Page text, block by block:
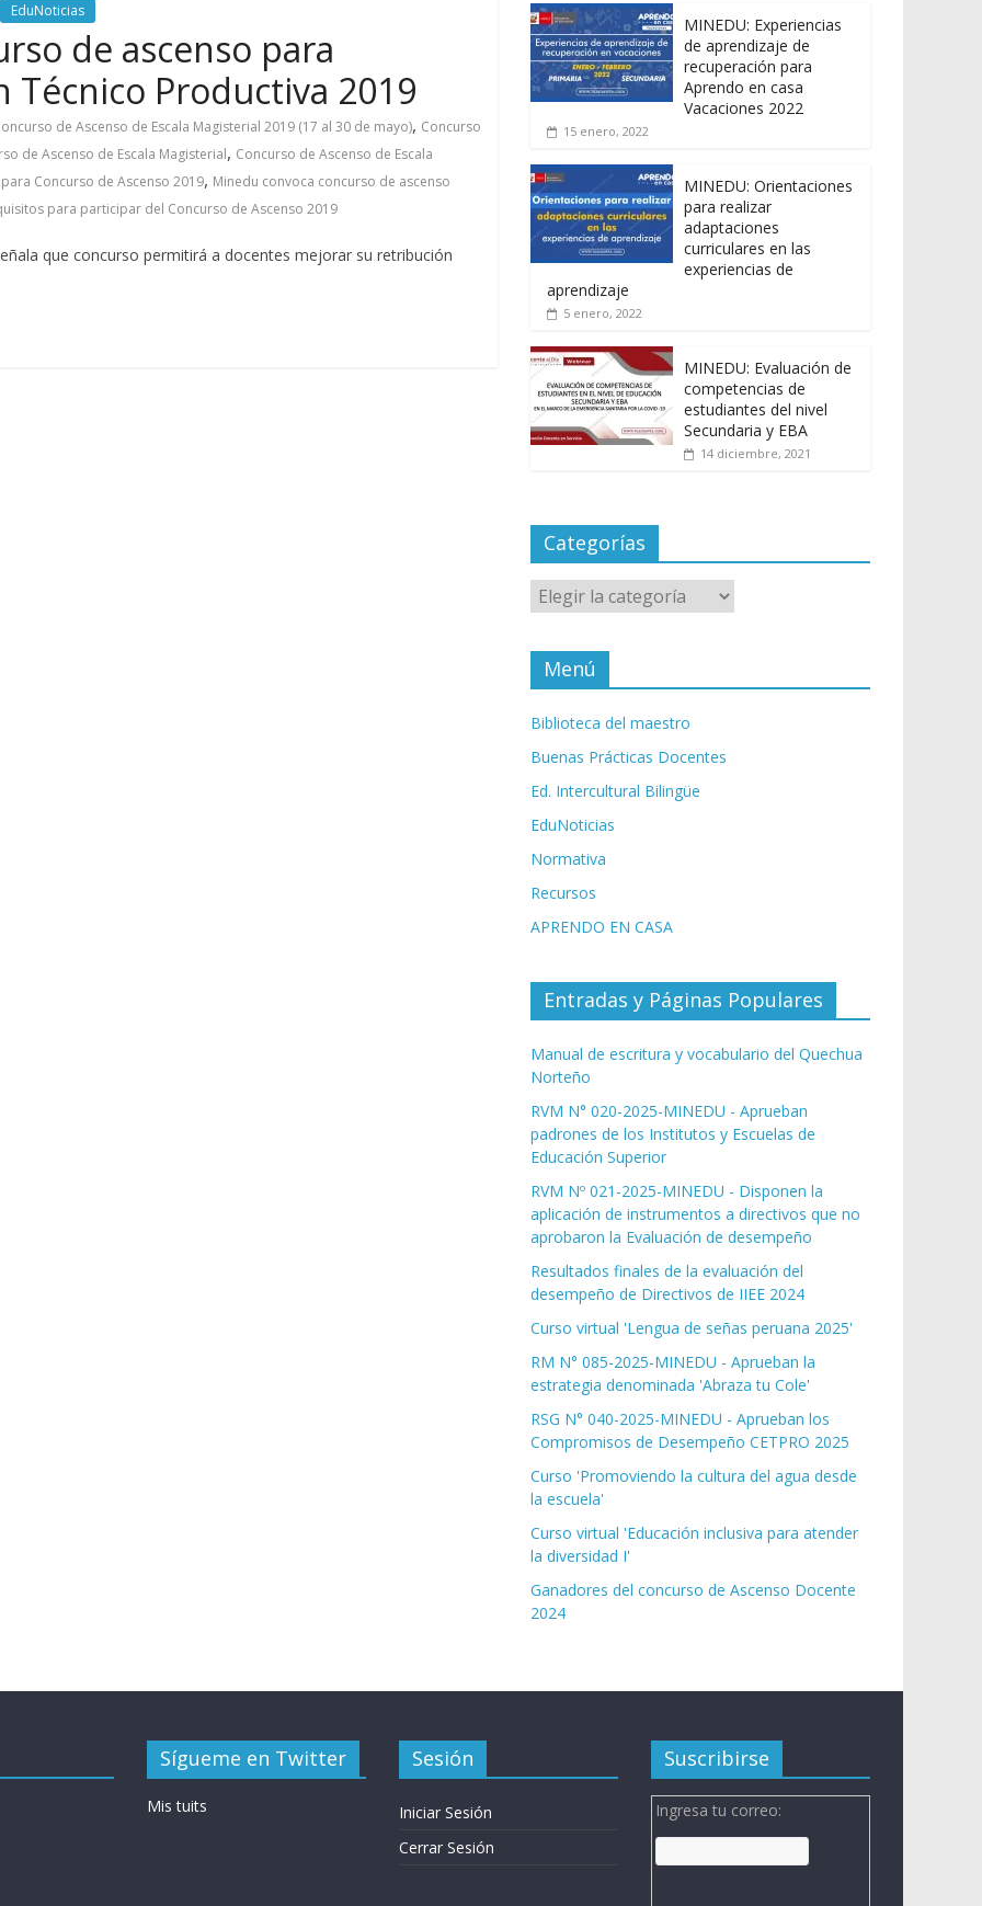
EduNoticias
de ascenso para
Técnico Productiva 2019
de Ascenso de Escala Magisterial 2019 (17 al 30 de mayo), Concurso
de Ascenso de Escala Magisterial, Concurso de Ascenso de Escala
Concurso de Ascenso 2019, Minedu convoca concurso de ascenso
para participar del Concurso de Ascenso 2019
que concurso permitirá a docentes mejorar su retribución
MINEDU: Experiencias
de aprendizaje de
recuperación para
Aprendo en casa
Vacaciones 2022
15 enero, 2022
MINEDU: Orientaciones
para realizar
adaptaciones
curriculares en las
experiencias de
aprendizaje
5 enero, 2022
MINEDU: Evaluación de
competencias de
estudiantes del nivel
Secundaria y EBA
14 diciembre, 2021
Categorías
Categorías
Menú
Biblioteca del maestro
Buenas Prácticas Docentes
Ed. Intercultural Bilingüe
EduNoticias
Normativa
Recursos
APRENDO EN CASA
Entradas y Páginas Populares
Manual de escritura y vocabulario del Quechua
Norteño
RVM N° 020-2025-MINEDU - Aprueban
padrones de los Institutos y Escuelas de
Educación Superior
RVM Nº 021-2025-MINEDU - Disponen la
aplicación de instrumentos a directivos que no
aprobaron la Evaluación de desempeño
Resultados finales de la evaluación del
desempeño de Directivos de IIEE 2024
Curso virtual 'Lengua de señas peruana 2025'
RM N° 085-2025-MINEDU - Aprueban la
estrategia denominada 'Abraza tu Cole'
RSG N° 040-2025-MINEDU - Aprueban los
Compromisos de Desempeño CETPRO 2025
Curso 'Promoviendo la cultura del agua desde
la escuela'
Curso virtual 'Educación inclusiva para atender
la diversidad I'
Ganadores del concurso de Ascenso Docente
2024
Sígueme en Twitter
Mis tuits
Sesión
Iniciar Sesión
Cerrar Sesión
Suscribirse
Ingresa tu correo: